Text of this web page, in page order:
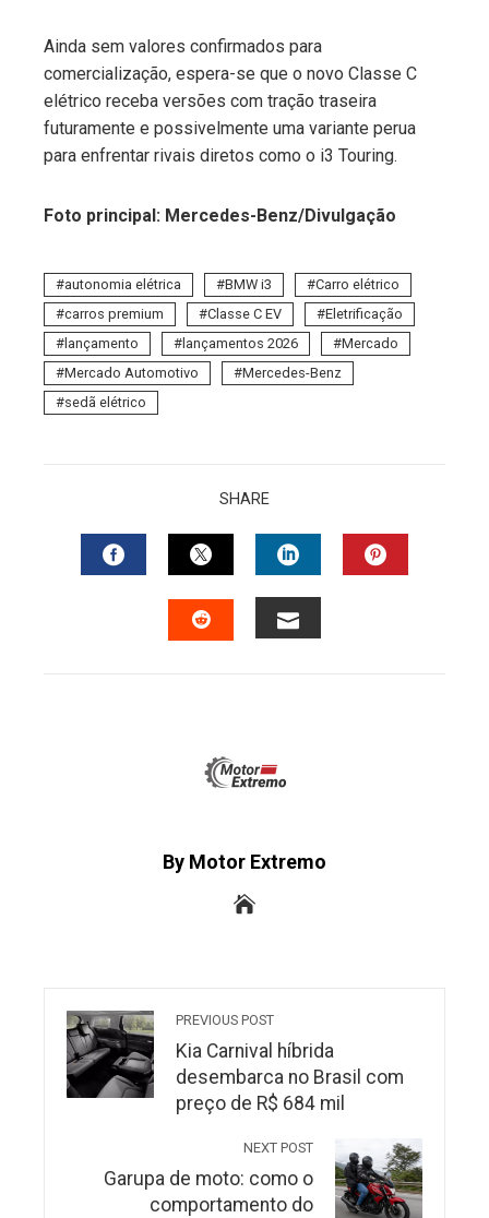
Ainda sem valores confirmados para
comercialização, espera-se que o novo Classe C
elétrico receba versões com tração traseira
futuramente e possivelmente uma variante perua
para enfrentar rivais diretos como o i3 Touring.
Foto principal: Mercedes-Benz/Divulgação
autonomia elétrica BMW i3
Carro elétrico
carros premium
Classe C EV
Eletrificação
lançamento
lançamentos 2026
Mercado
Mercado Automotivo
Mercedes-Benz
sedã elétrico
SHARE
FACEBOOKTWITTERLINKEDIN
By Motor Extremo
PREVIOUS POST
Kia Carnival híbrida
desembarca no Brasil com
preço de R$ 684 mil
NEXT POST
Garupa de moto: como o
comportamento do